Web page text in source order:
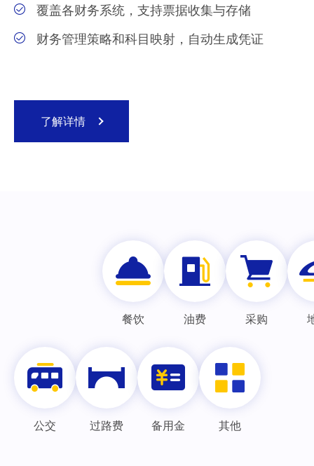
覆盖各财务系统，支持票据收集与存储
财务管理策略和科目映射，自动生成凭证
了解详情
餐饮 油费 采购
公交 过路费 备用金 其他